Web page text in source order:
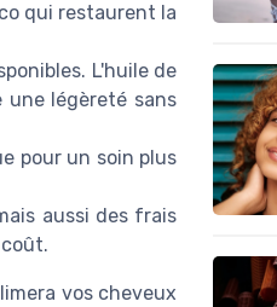
qui restaurent la
L'huile de
légèreté sans
pour un soin plus
aussi des frais
vos cheveux